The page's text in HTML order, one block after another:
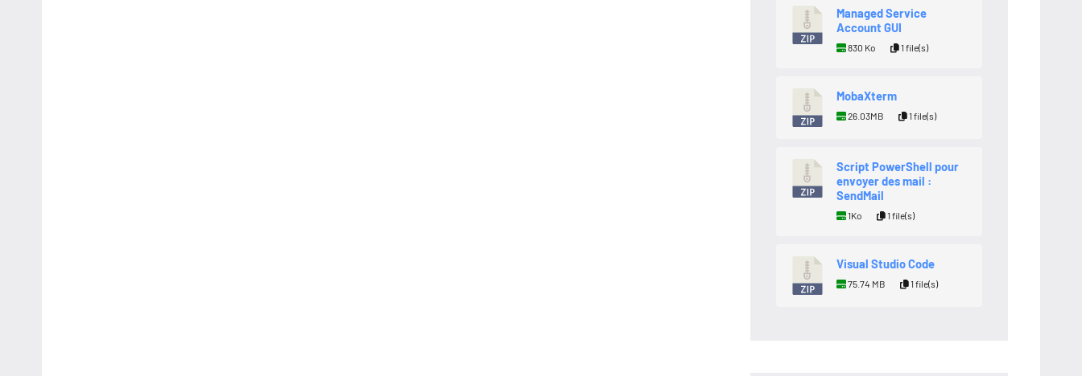
Managed Service
Account GUI
830 Ko 1 file(s)
MobaXterm
26.03MB 1 file(s)
Script PowerShell pour
envoyer des mail :
SendMail
1Ko 1 file(s)
Visual Studio Code
75.74 MB 1 file(s)